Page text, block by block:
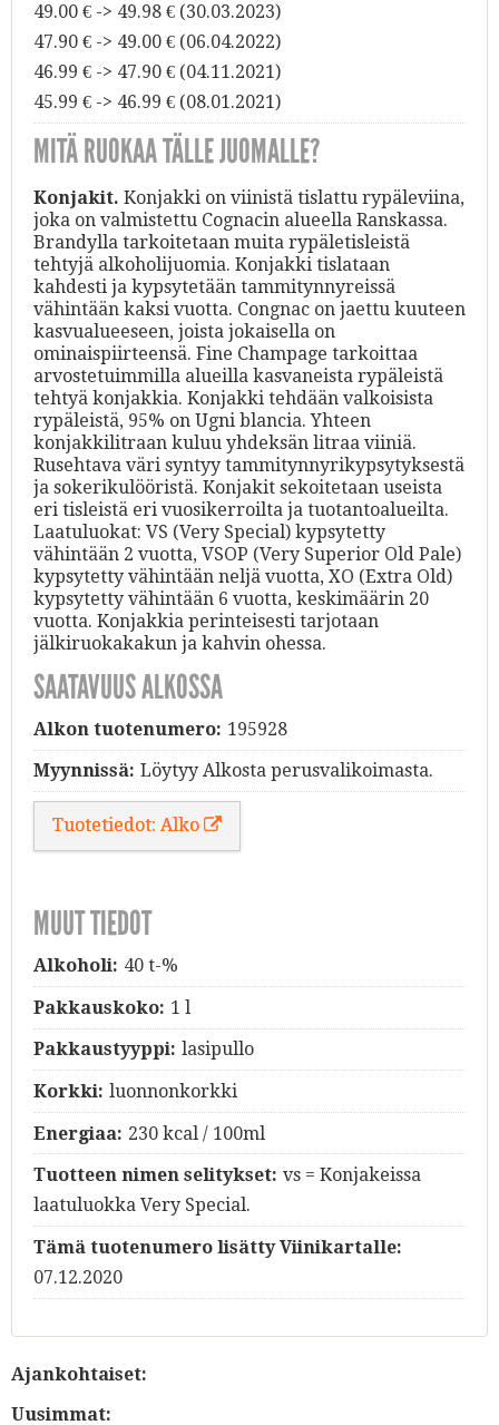
49.00 € -> 49.98 € (30.03.2023)
47.90 € -> 49.00 € (06.04.2022)
46.99 € -> 47.90 € (04.11.2021)
45.99 € -> 46.99 € (08.01.2021)
MITÄ RUOKAA TÄLLE JUOMALLE?
Konjakit. Konjakki on viinistä tislattu rypäleviina,
joka on valmistettu Cognacin alueella Ranskassa.
Brandylla tarkoitetaan muita rypäletisleistä
tehtyjä alkoholijuomia. Konjakki tislataan
kahdesti ja kypsytetään tammitynnyreissä
vähintään kaksi vuotta. Congnac on jaettu kuuteen
kasvualueeseen, joista jokaisella on
ominaispiirteensä. Fine Champage tarkoittaa
arvostetuimmilla alueilla kasvaneista rypäleistä
tehtyä konjakkia. Konjakki tehdään valkoisista
rypäleistä, 95% on Ugni blancia. Yhteen
konjakkilitraan kuluu yhdeksän litraa viiniä.
Rusehtava väri syntyy tammitynnyrikypsytyksestä
ja sokerikulööristä. Konjakit sekoitetaan useista
eri tisleistä eri vuosikerroilta ja tuotantoalueilta.
Laatuluokat: VS (Very Special) kypsytetty
vähintään 2 vuotta, VSOP (Very Superior Old Pale)
kypsytetty vähintään neljä vuotta, XO (Extra Old)
kypsytetty vähintään 6 vuotta, keskimäärin 20
vuotta. Konjakkia perinteisesti tarjotaan
jälkiruokakakun ja kahvin ohessa.
SAATAVUUS ALKOSSA
Alkon tuotenumero: 195928
Myynnissä: Löytyy Alkosta perusvalikoimasta.
Tuotetiedot: Alko
MUUT TIEDOT
Alkoholi: 40 t-%
Pakkauskoko: 1 l
Pakkaustyyppi: lasipullo
Korkki: luonnonkorkki
Energiaa: 230 kcal / 100ml
Tuotteen nimen selitykset: vs = Konjakeissa
laatuluokka Very Special.
Tämä tuotenumero lisätty Viinikartalle:
07.12.2020
Ajankohtaiset:
Uusimmat: